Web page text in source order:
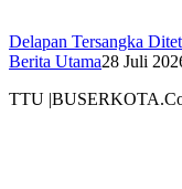
Delapan Tersangka
Berita Utama28 Juli
TTU